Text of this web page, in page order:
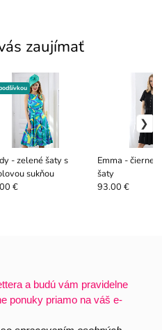
zaujímať
- zelené šaty s
sukňou
€
Emma - čierne
šaty
93.00 €
a budú vám pravidelne
ponuky priamo na váš e-